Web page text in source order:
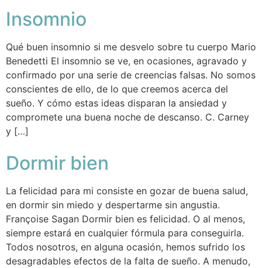
Insomnio
Qué buen insomnio si me desvelo sobre tu cuerpo Mario
Benedetti El insomnio se ve, en ocasiones, agravado y
confirmado por una serie de creencias falsas. No somos
conscientes de ello, de lo que creemos acerca del
sueño. Y cómo estas ideas disparan la ansiedad y
compromete una buena noche de descanso. C. Carney
y […]
Dormir bien
La felicidad para mi consiste en gozar de buena salud,
en dormir sin miedo y despertarme sin angustia.
Françoise Sagan Dormir bien es felicidad. O al menos,
siempre estará en cualquier fórmula para conseguirla.
Todos nosotros, en alguna ocasión, hemos sufrido los
desagradables efectos de la falta de sueño. A menudo,